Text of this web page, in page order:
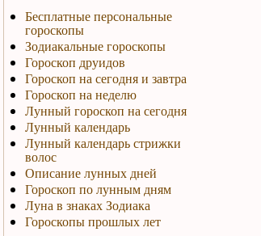
Бесплатные персональные
гороскопы
Зодиакальные гороскопы
Гороскоп друидов
Гороскоп на сегодня и завтра
Гороскоп на неделю
Лунный гороскоп на сегодня
Лунный календарь
Лунный календарь стрижки
волос
Описание лунных дней
Гороскоп по лунным дням
Луна в знаках Зодиака
Гороскопы прошлых лет